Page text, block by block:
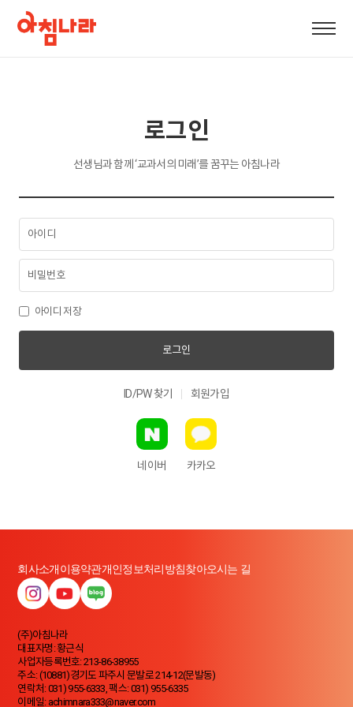
로그인
선생님과 함께 ‘교과서의 미래’를 꿈꾸는 아침나라
아이디 저장
ID/PW 찾기 회원가입
네이버 카카오
회사소개 이용약관개인정보처리방침찾아오시는 길
(주)아침나라
대표자명: 황근식
사업자등록번호: 213-86-38955
주소: (10881)경기도 파주시 문발로 214-12(문발동)
연락처: 031) 955-6333, 팩스: 031) 955-6335
이메일: achimnara333@naver.com